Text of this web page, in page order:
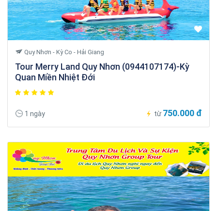
Quy Nhơn - Kỳ Co - Hải Giang
Tour Merry Land Quy Nhơn (0944107174)-Kỳ
Quan Miền Nhiệt Đới
1 ngày từ 750.000 đ